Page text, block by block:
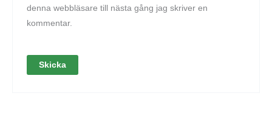
denna webbläsare till nästa gång jag skriver en
kommentar.